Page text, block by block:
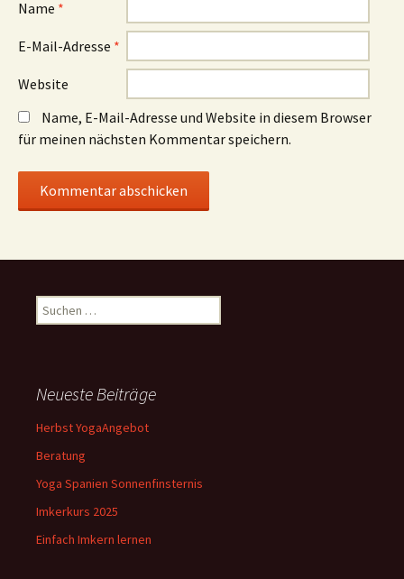
Name *
E-Mail-Adresse *
Website
Name, E-Mail-Adresse und Website in diesem Browser
für meinen nächsten Kommentar speichern.
Suchen
nach:
Neueste Beiträge
Herbst YogaAngebot
Beratung
Yoga Spanien Sonnenfinsternis
Imkerkurs 2025
Einfach Imkern lernen